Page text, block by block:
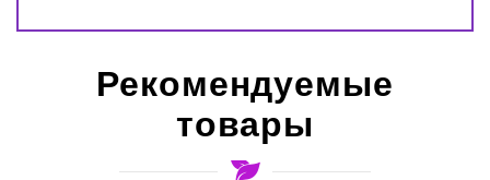
Рекомендуемые
товары